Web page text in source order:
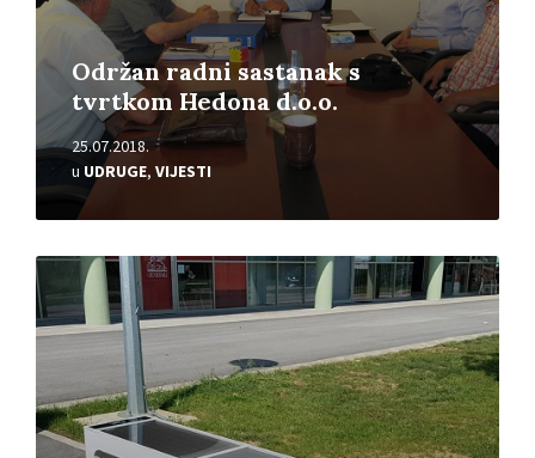
Održan radni sastanak s
tvrtkom Hedona d.o.o.
25.07.2018.
u UDRUGE, VIJESTI
Pročitajte
više